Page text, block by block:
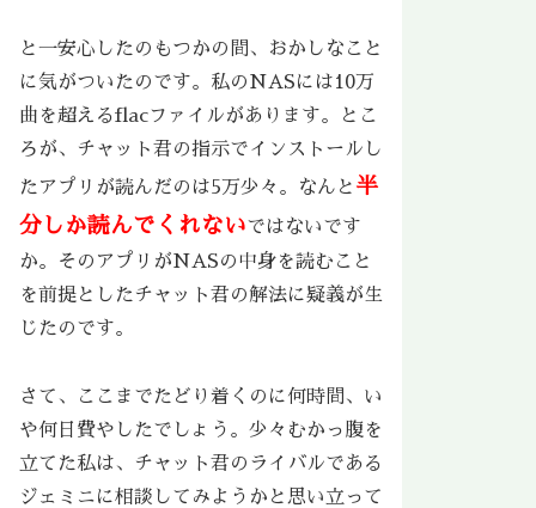
と一安心したのもつかの間、おかしなこと
に気がついたのです。私のNASには10万
曲を超えるflacファイルがあります。とこ
ろが、チャット君の指示でインストールし
たアプリが読んだのは5万少々。なんと 半
分しか読んでくれないではないです
か。そのアプリがNASの中身を読むこと
を前提としたチャット君の解法に疑義が生
じたのです。
さて、ここまでたどり着くのに何時間、い
や何日費やしたでしょう。少々むかっ腹を
立てた私は、チャット君のライバルである
ジェミニに相談してみようかと思い立って